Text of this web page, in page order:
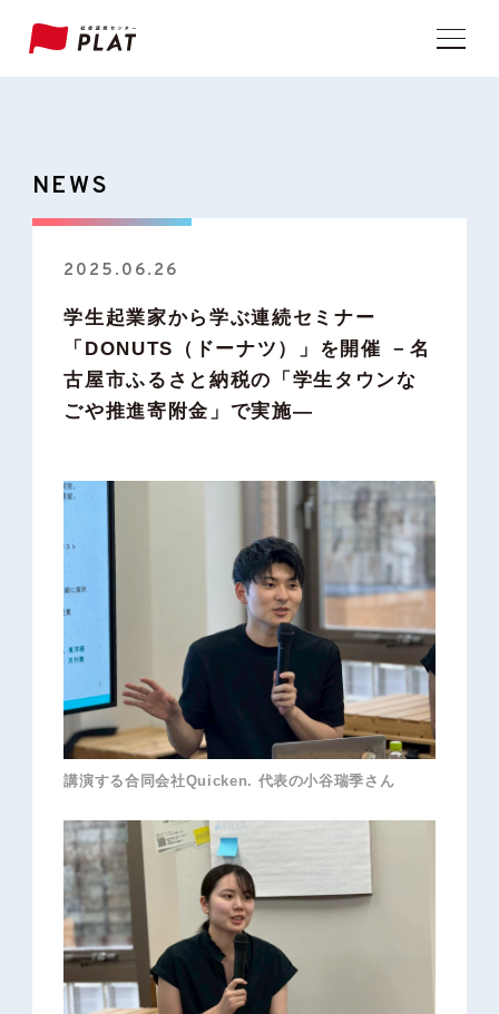
NEWS
2025.06.26
学生起業家から学ぶ連続セミナー
「DONUTS（ドーナツ）」を開催 －名
古屋市ふるさと納税の「学生タウンな
ごや推進寄附金」で実施―
講演する合同会社Quicken. 代表の小谷瑞季さん